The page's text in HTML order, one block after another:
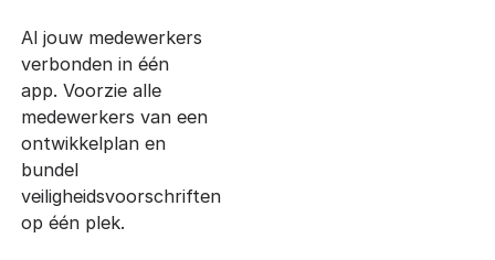
Al jouw medewerkers
verbonden in één
app. Voorzie alle
medewerkers van een
ontwikkelplan en
bundel
veiligheidsvoorschriften
op één plek.